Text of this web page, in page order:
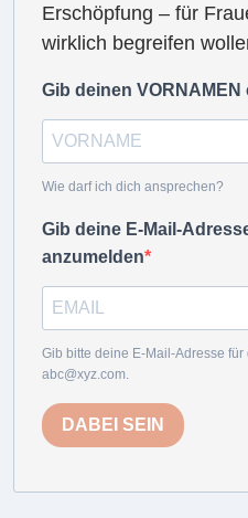
Erschöpfung – für
wirklich begreifen
Gib deinen VORNAMEN
Wie darf ich dich ansprechen?
Gib deine E-Mail-
anzumelden
Gib bitte deine E-Mail-Adresse für
abc@xyz.com.
DABEI SEIN